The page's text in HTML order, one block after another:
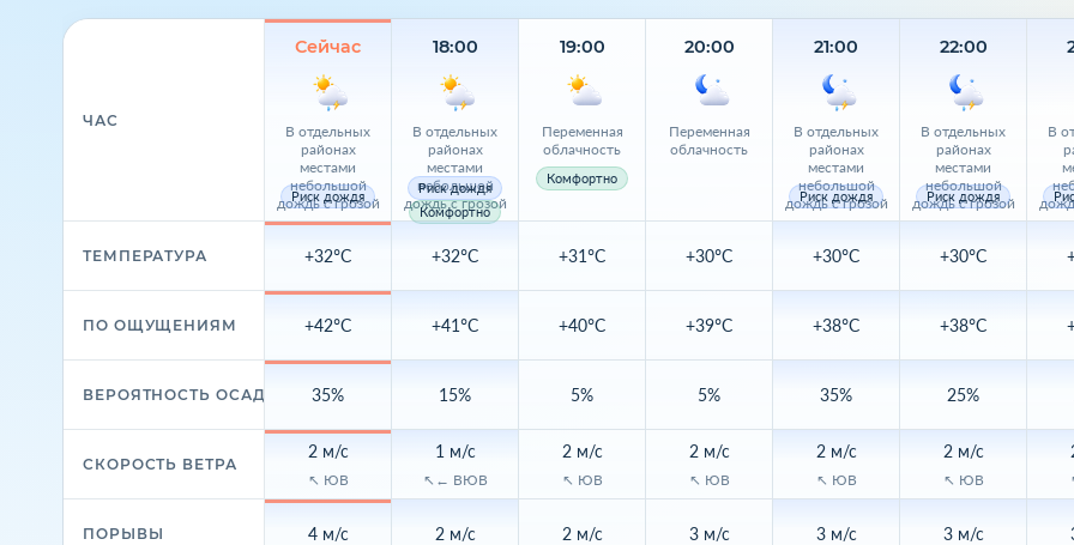
ЧАС
ТЕМПЕРАТУРА
ПО ОЩУЩЕНИЯМ
ВЕРОЯТНОСТЬ ОСАДКОВ
СКОРОСТЬ ВЕТРА
ПОРЫВЫ
Сейчас
В отдельных
районах
местами
небольшой
дождь с грозой
Риск дождя
+32°C
+42°C
35%
2 м/с
↖ ЮВ
4 м/с
18:00
В отдельных
районах
местами
небольшой
дождь с грозой
Риск дождя
Комфортно
+32°C
+41°C
15%
1 м/с
↖← ВЮВ
2 м/с
19:00
Переменная
облачность
Комфортно
+31°C
+40°C
5%
2 м/с
↖ ЮВ
2 м/с
20:00
Переменная
облачность
+30°C
+39°C
5%
2 м/с
↖ ЮВ
3 м/с
21:00
В отдельных
районах
местами
небольшой
дождь с грозой
Риск дождя
+30°C
+38°C
35%
2 м/с
↖ ЮВ
3 м/с
22:00
В отдельных
районах
местами
небольшой
дождь с грозой
Риск дождя
+30°C
+38°C
25%
2 м/с
↖ ЮВ
3 м/с
В